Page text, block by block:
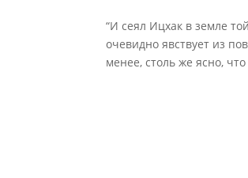
“И сеял Ицхак в земле
очевидно явствует из
менее, столь же ясно,